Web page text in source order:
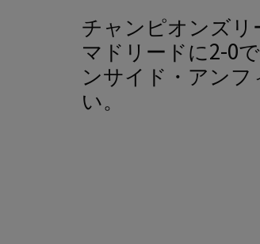
チャンピオンズリ
マドリードに2-0
ンサイド・アン
い。